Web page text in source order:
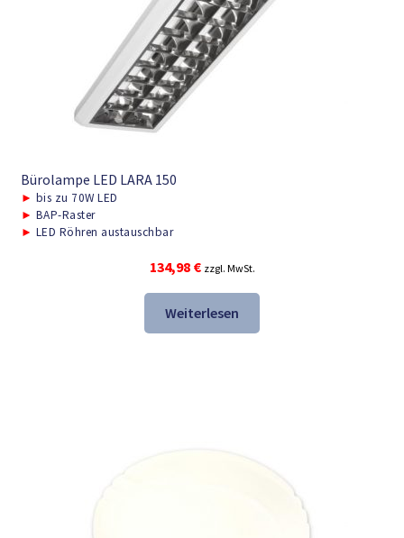
Bürolampe LED LARA 150
► bis zu 70W LED
► BAP-Raster
► LED Röhren austauschbar
134,98 € zzgl. MwSt.
Weiterlesen